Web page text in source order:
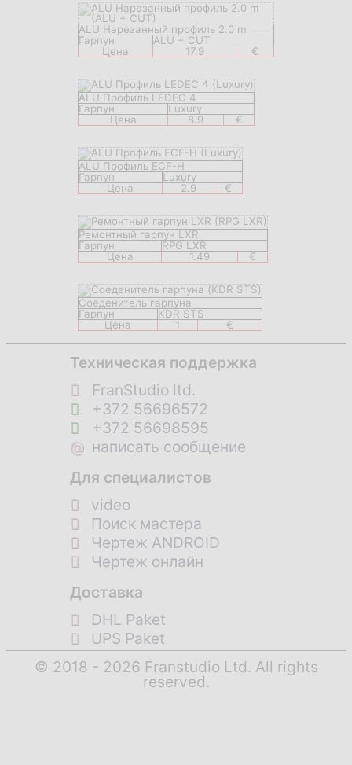
ALU Нарезанный профиль 2.0 m
Гарпун
ALU + CUT
Цена
17.9 €
ALU Профиль LEDEC 4
Гарпун
Luxury
Цена
8.9 €
ALU Профиль ECF-H
Гарпун
Luxury
Цена
2.9 €
Ремонтный гарпун LXR
Гарпун
RPG LXR
Цена
1.49 €
Соеденитель гарпуна
Гарпун
KDR STS
Цена
1 €
Техническая поддержка
FranStudio ltd.
+372 56696572
+372 56698595
@ написать сообщение
Для специалистов
video
Поиск мастера
Чертеж ANDROID
Чертеж онлайн
Доставка
DHL Paket
UPS Paket
© 2018 - 2026 Franstudio Ltd. All rights
reserved.